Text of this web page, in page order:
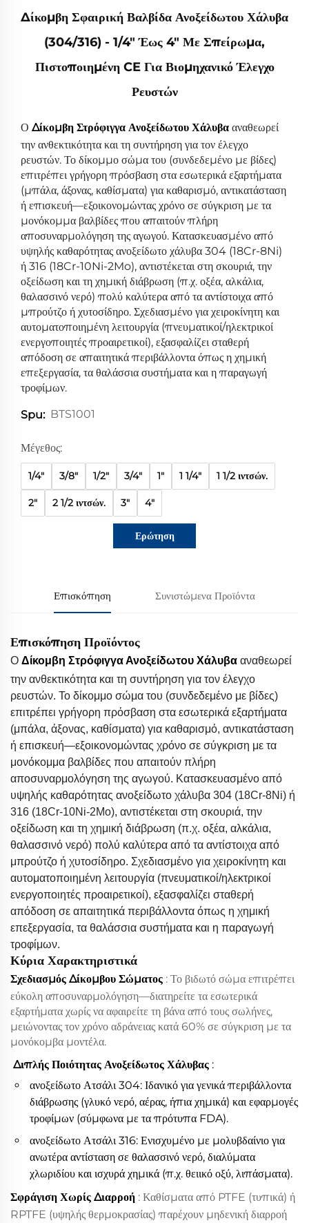
Δίκομβη Σφαιρική Βαλβίδα Ανοξείδωτου Χάλυβα
(304/316) - 1/4" Έως 4" Με Σπείρωμα,
Πιστοποιημένη CE Για Βιομηχανικό Έλεγχο
Ρευστών
Ο Δίκομβη Στρόφιγγα Ανοξείδωτου Χάλυβα αναθεωρεί
την ανθεκτικότητα και τη συντήρηση για τον έλεγχο
ρευστών. Το δίκομμο σώμα του (συνδεδεμένο με βίδες)
επιτρέπει γρήγορη πρόσβαση στα εσωτερικά εξαρτήματα
(μπάλα, άξονας, καθίσματα) για καθαρισμό, αντικατάσταση
ή επισκευή—εξοικονομώντας χρόνο σε σύγκριση με τα
μονόκομμα βαλβίδες που απαιτούν πλήρη
αποσυναρμολόγηση της αγωγού. Κατασκευασμένο από
υψηλής καθαρότητας ανοξείδωτο χάλυβα 304 (18Cr-8Ni)
ή 316 (18Cr-10Ni-2Mo), αντιστέκεται στη σκουριά, την
οξείδωση και τη χημική διάβρωση (π.χ. οξέα, αλκάλια,
θαλασσινό νερό) πολύ καλύτερα από τα αντίστοιχα από
μπρούτζο ή χυτοσίδηρο. Σχεδιασμένο για χειροκίνητη και
αυτοματοποιημένη λειτουργία (πνευματικοί/ηλεκτρικοί
ενεργοποιητές προαιρετικοί), εξασφαλίζει σταθερή
απόδοση σε απαιτητικά περιβάλλοντα όπως η χημική
επεξεργασία, τα θαλάσσια συστήματα και η παραγωγή
τροφίμων.
Spu: BTS1001
Μέγεθος:
1/4" 3/8" 1/2" 3/4" 1" 1 1/4" 1 1/2 ιντσών.
2" 2 1/2 ιντσών. 3" 4"
Ερώτηση
Επισκόπηση Συνιστώμενα Προϊόντα
Επισκόπηση Προϊόντος
Ο Δίκομβη Στρόφιγγα Ανοξείδωτου Χάλυβα αναθεωρεί
την ανθεκτικότητα και τη συντήρηση για τον έλεγχο
ρευστών. Το δίκομμο σώμα του (συνδεδεμένο με βίδες)
επιτρέπει γρήγορη πρόσβαση στα εσωτερικά εξαρτήματα
(μπάλα, άξονας, καθίσματα) για καθαρισμό, αντικατάσταση
ή επισκευή—εξοικονομώντας χρόνο σε σύγκριση με τα
μονόκομμα βαλβίδες που απαιτούν πλήρη
αποσυναρμολόγηση της αγωγού. Κατασκευασμένο από
υψηλής καθαρότητας ανοξείδωτο χάλυβα 304 (18Cr-8Ni) ή
316 (18Cr-10Ni-2Mo), αντιστέκεται στη σκουριά, την
οξείδωση και τη χημική διάβρωση (π.χ. οξέα, αλκάλια,
θαλασσινό νερό) πολύ καλύτερα από τα αντίστοιχα από
μπρούτζο ή χυτοσίδηρο. Σχεδιασμένο για χειροκίνητη και
αυτοματοποιημένη λειτουργία (πνευματικοί/ηλεκτρικοί
ενεργοποιητές προαιρετικοί), εξασφαλίζει σταθερή
απόδοση σε απαιτητικά περιβάλλοντα όπως η χημική
επεξεργασία, τα θαλάσσια συστήματα και η παραγωγή
τροφίμων.
Κύρια Χαρακτηριστικά
Σχεδιασμός Δίκομβου Σώματος : Το βιδωτό σώμα επιτρέπει
εύκολη αποσυναρμολόγηση—διατηρείτε τα εσωτερικά
εξαρτήματα χωρίς να αφαιρείτε τη βάνα από τους σωλήνες,
μειώνοντας τον χρόνο αδράνειας κατά 60% σε σύγκριση με τα
μονόκομβα μοντέλα.
Διπλής Ποιότητας Ανοξείδωτος Χάλυβας :
ανοξείδωτο Ατσάλι 304: Ιδανικό για γενικά περιβάλλοντα
διάβρωσης (γλυκό νερό, αέρας, ήπια χημικά) και εφαρμογές
τροφίμων (σύμφωνα με τα πρότυπα FDA).
ανοξείδωτο Ατσάλι 316: Ενισχυμένο με μολυβδαίνιο για
ανωτέρα αντίσταση σε θαλασσινό νερό, διαλύματα
χλωριδίου και ισχυρά χημικά (π.χ. θειικό οξύ, λιπάσματα).
Σφράγιση Χωρίς Διαρροή : Καθίσματα από PTFE (τυπικά) ή
RPTFE (υψηλής θερμοκρασίας) παρέχουν μηδενική διαρροή